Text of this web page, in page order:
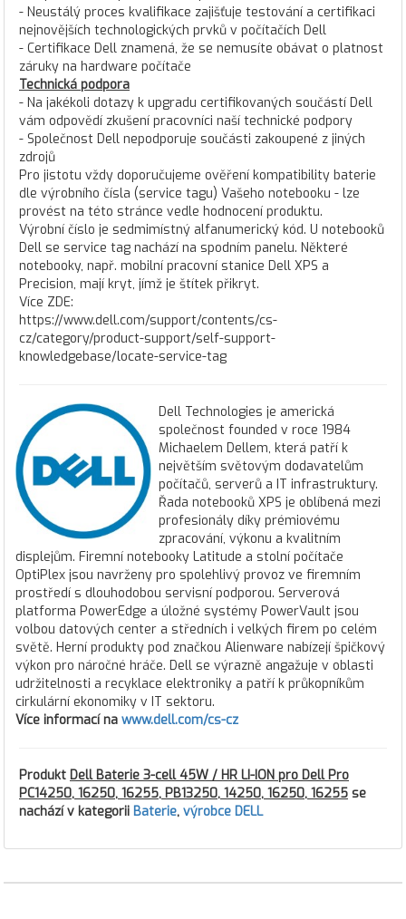
- Neustálý proces kvalifikace zajišťuje testování a certifikaci
nejnovějších technologických prvků v počítačích Dell
- Certifikace Dell znamená, že se nemusíte obávat o platnost
záruky na hardware počítače
Technická podpora
- Na jakékoli dotazy k upgradu certifikovaných součástí Dell
vám odpovědí zkušení pracovníci naší technické podpory
- Společnost Dell nepodporuje součásti zakoupené z jiných
zdrojů
Pro jistotu vždy doporučujeme ověření kompatibility baterie
dle výrobního čísla (service tagu) Vašeho notebooku - lze
provést na této stránce vedle hodnocení produktu.
Výrobní číslo je sedmimístný alfanumerický kód. U notebooků
Dell se service tag nachází na spodním panelu. Některé
notebooky, např. mobilní pracovní stanice Dell XPS a
Precision, mají kryt, jímž je štítek přikryt.
Více ZDE:
https://www.dell.com/support/contents/cs-
cz/category/product-support/self-support-
knowledgebase/locate-service-tag
Dell Technologies je americká
společnost founded v roce 1984
Michaelem Dellem, která patří k
největším světovým dodavatelům
počítačů, serverů a IT infrastruktury.
Řada notebooků XPS je oblíbená mezi
profesionály díky prémiovému
zpracování, výkonu a kvalitním
displejům. Firemní notebooky Latitude a stolní počítače
OptiPlex jsou navrženy pro spolehlivý provoz ve firemním
prostředí s dlouhodobou servisní podporou. Serverová
platforma PowerEdge a úložné systémy PowerVault jsou
volbou datových center a středních i velkých firem po celém
světě. Herní produkty pod značkou Alienware nabízejí špičkový
výkon pro náročné hráče. Dell se výrazně angažuje v oblasti
udržitelnosti a recyklace elektroniky a patří k průkopníkům
cirkulární ekonomiky v IT sektoru.
Více informací na www.dell.com/cs-cz
Produkt Dell Baterie 3-cell 45W / HR LI-ION pro Dell Pro
PC14250, 16250, 16255, PB13250, 14250, 16250, 16255 se
nachází v kategorii Baterie, výrobce DELL